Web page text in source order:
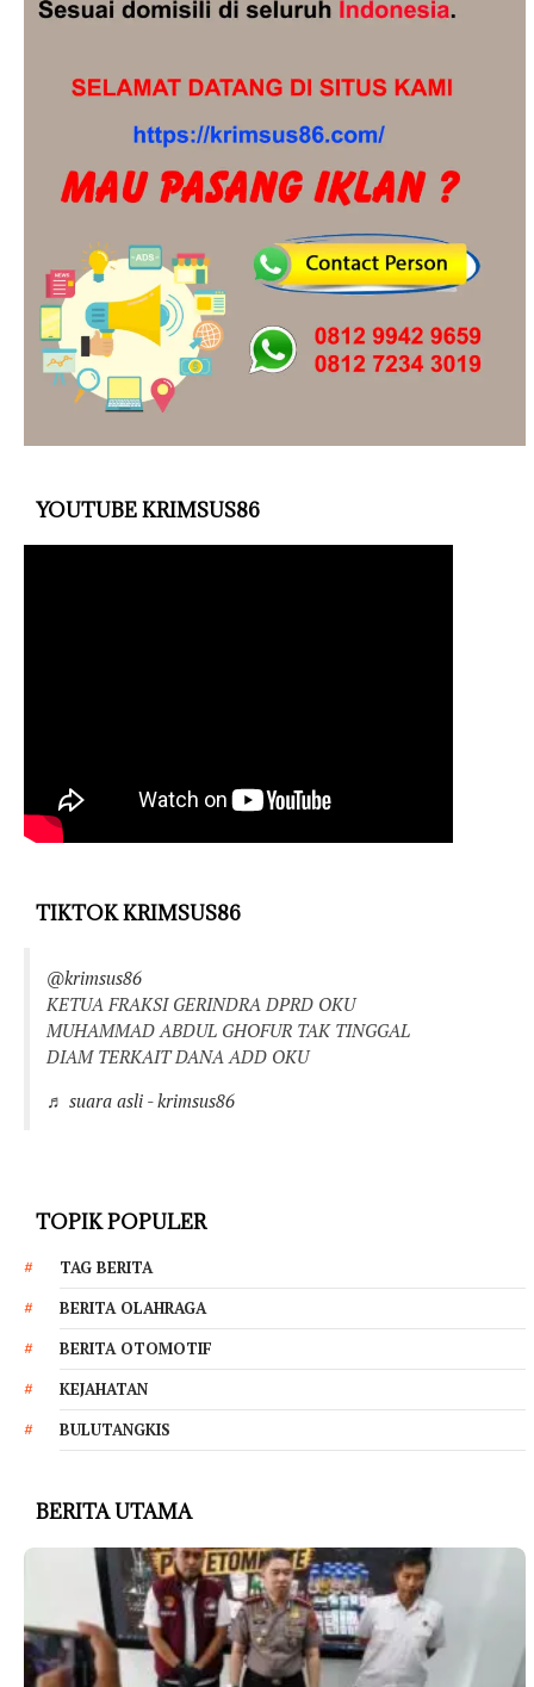
YOUTUBE KRIMSUS86
TIKTOK KRIMSUS86
@krimsus86
KETUA FRAKSI GERINDRA DPRD OKU
MUHAMMAD ABDUL GHOFUR TAK TINGGAL
DIAM TERKAIT DANA ADD OKU
♬ suara asli - krimsus86
TOPIK POPULER
TAG BERITA
BERITA OLAHRAGA
BERITA OTOMOTIF
KEJAHATAN
BULUTANGKIS
BERITA UTAMA